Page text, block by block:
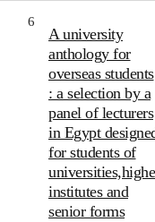
6
A university
anthology for
overseas students
: a selection by a
panel of lecturers
in Egypt
for students of
institutes and
senior forms